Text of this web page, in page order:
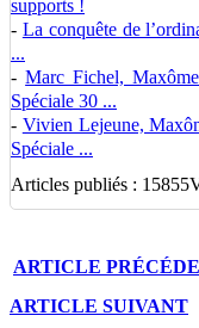
supports !
- La conquête de
...
-Marc Fichel,
Spéciale 30 ...
- Vivien Lejeune,
Spéciale ...
Articles publiés : 15855
ARTICLE
ARTICLE SUIVANT